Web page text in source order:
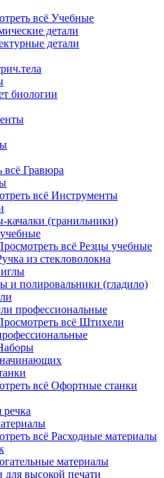
всё Учебные
детали
детали
биологии
всё Гравюра
всё Инструменты
качалки (гранильники)
всё Резцы учебные
из стекловолокна
и полировальники (гладило)
профессиональные
всё Штихели
всё Офортные станки
речка
всё Расходные материалы
материалы
для высокой печати